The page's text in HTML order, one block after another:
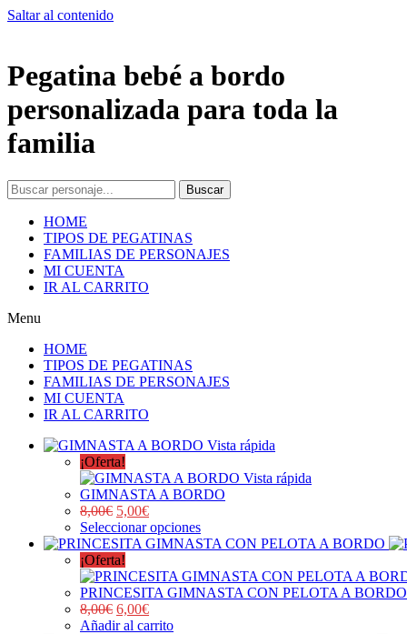
Saltar al contenido
Pegatina bebé a bordo
personalizada para toda la
familia
Buscar
HOME
TIPOS DE PEGATINAS
FAMILIAS DE PERSONAJES
MI CUENTA
IR AL CARRITO
Menu
HOME
TIPOS DE PEGATINAS
FAMILIAS DE PERSONAJES
MI CUENTA
IR AL CARRITO
Vista rápida
¡Oferta!
Vista rápida
GIMNASTA A BORDO
8,00€ 5,00€
Seleccionar opciones
¡Oferta!
PRINCESITA GIMNASTA CON PELOTA A BORDO
8,00€ 6,00€
Añadir al carrito